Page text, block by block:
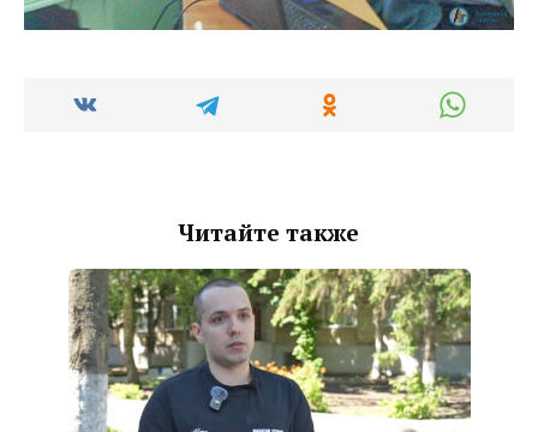
Читайте также